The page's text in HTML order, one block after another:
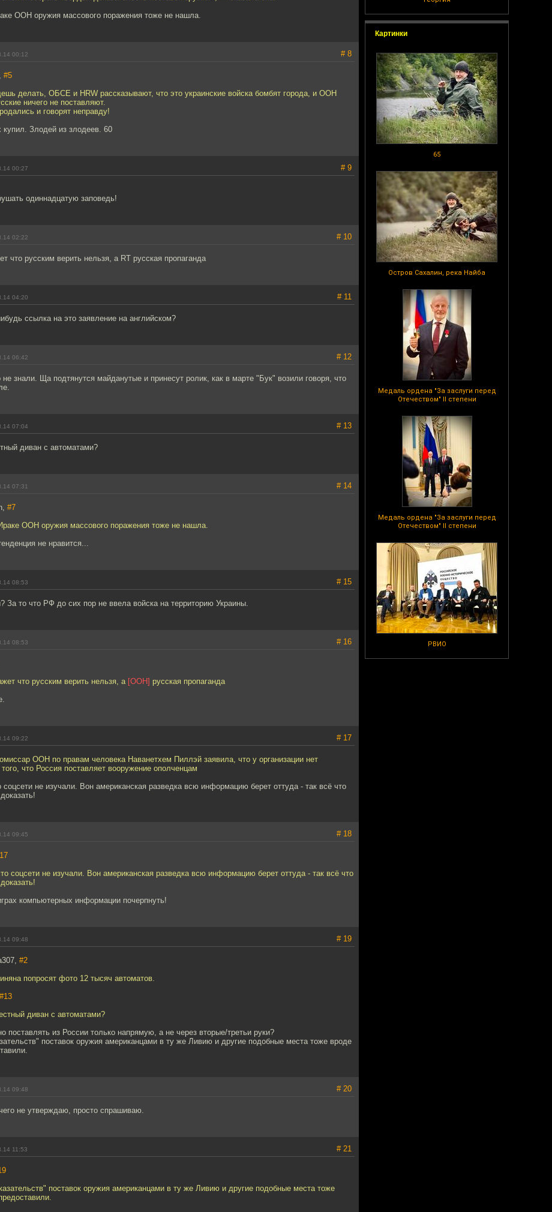
Картинки
65
Остров Сахалин, река Найба
Медаль ордена "За заслуги перед
Отечеством" II степени
Медаль ордена "За заслуги перед
Отечеством" II степени
РВИО
ООН оружия массового поражения тоже не нашла.
00:12 # 8
#5
делать, ОБСЕ и HRW рассказывают, что это украинские войска бомбят города, и ООН
ничего не поставляют.
и говорят неправду!
купил. Злодей из злодеев. 60
00:27 # 9
одиннадцатую заповедь!
02:22 # 10
что русским верить нельзя, а RT русская пропаганда
04:20 # 11
ссылка на это заявление на английском?
06:42 # 12
знали. Ща подтянутся майданутые и принесут ролик, как в марте "Бук" возили говоря, что
07:04 # 13
диван с автоматами?
07:31 # 14
#7
ООН оружия массового поражения тоже не нашла.
не нравится...
08:53 # 15
За то что РФ до сих пор не ввела войска на территорию Украины.
08:53 # 16
что русским верить нельзя, а [ООН] русская пропаганда
09:22 # 17
ООН по правам человека Наванетхем Пиллэй заявила, что у организации нет
того, что Россия поставляет вооружение ополченцам
соцсети не изучали. Вон американская разведка всю информацию берет оттуда - так всё что
09:45 # 18
соцсети не изучали. Вон американская разведка всю информацию берет оттуда - так всё что
компьютерных информации почерпнуть!
09:48 # 19
#2
попросят фото 12 тысяч автоматов.
#13
диван с автоматами?
поставлять из России только напрямую, а не через вторые/третьи руки?
поставок оружия американцами в ту же Ливию и другие подобные места тоже вроде
09:48 # 20
не утверждаю, просто спрашиваю.
11:53 # 21
поставок оружия американцами в ту же Ливию и другие подобные места тоже